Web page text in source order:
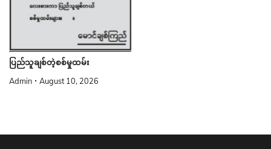
ပြည်သူချစ်တဲ့စစ်မှုထမ်း
Admin August 10, 2026